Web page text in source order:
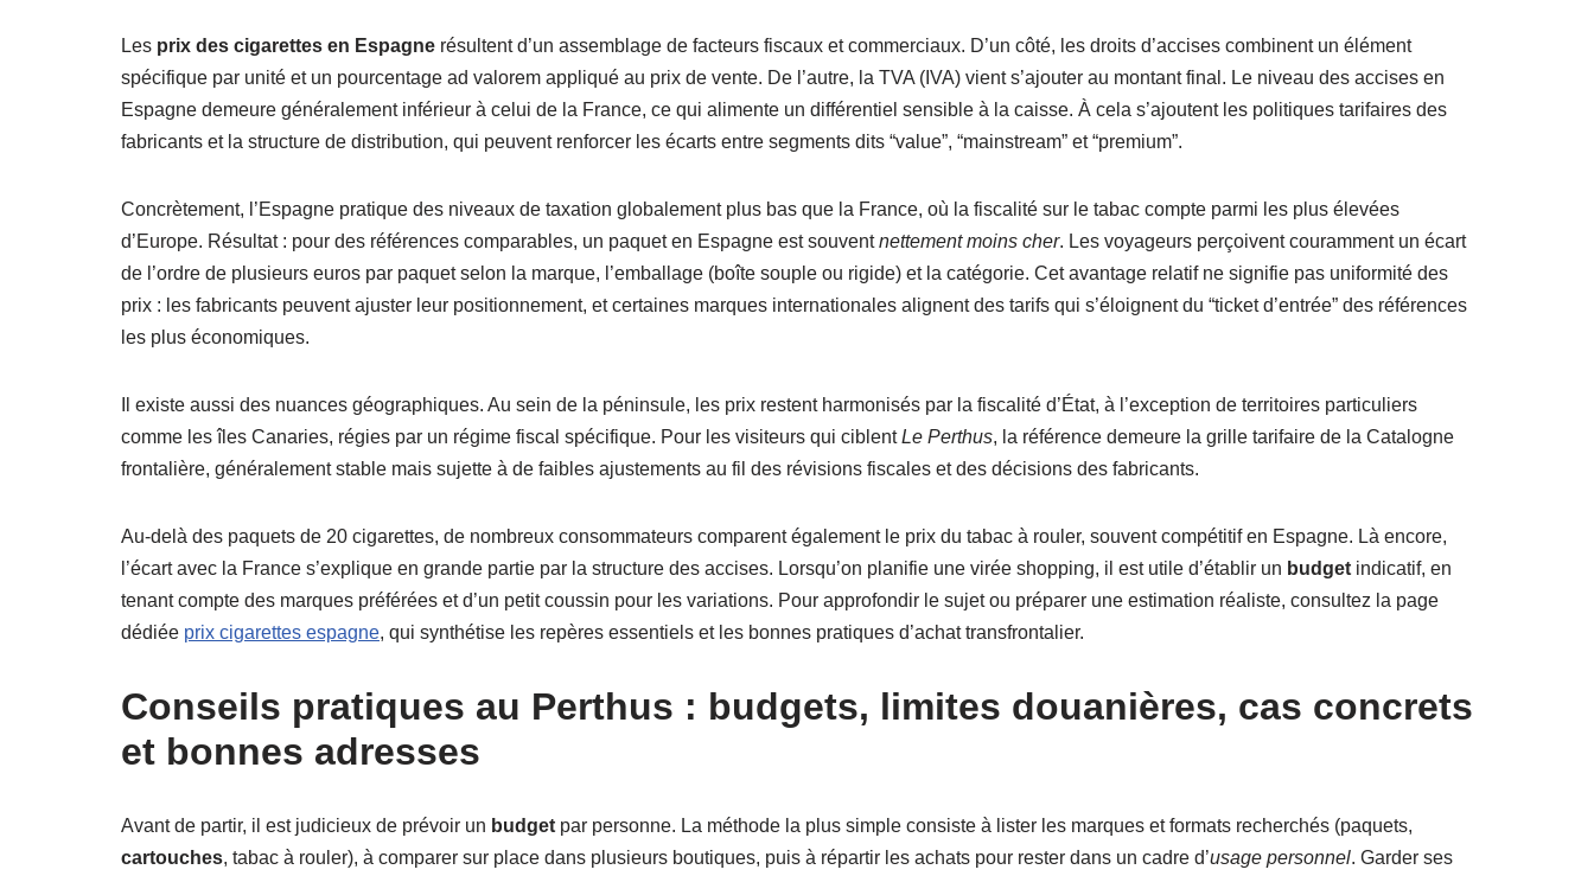
Les prix des cigarettes en Espagne résultent d’un assemblage de facteurs fiscaux et commerciaux. D’un côté, les droits d’accises combinent un élément
spécifique par unité et un pourcentage ad valorem appliqué au prix de vente. De l’autre, la TVA (IVA) vient s’ajouter au montant final. Le niveau des accises en
Espagne demeure généralement inférieur à celui de la France, ce qui alimente un différentiel sensible à la caisse. À cela s’ajoutent les politiques tarifaires des
fabricants et la structure de distribution, qui peuvent renforcer les écarts entre segments dits “value”, “mainstream” et “premium”.
Concrètement, l’Espagne pratique des niveaux de taxation globalement plus bas que la France, où la fiscalité sur le tabac compte parmi les plus élevées
d’Europe. Résultat : pour des références comparables, un paquet en Espagne est souventnettement moins cher. Les voyageurs perçoivent couramment un écart
de l’ordre de plusieurs euros par paquet selon la marque, l’emballage (boîte souple ou rigide) et la catégorie. Cet avantage relatif ne signifie pas uniformité des
prix : les fabricants peuvent ajuster leur positionnement, et certaines marques internationales alignent des tarifs qui s’éloignent du “ticket d’entrée” des références
les plus économiques.
Il existe aussi des nuances géographiques. Au sein de la péninsule, les prix restent harmonisés par la fiscalité d’État, à l’exception de territoires particuliers
comme les îles Canaries, régies par un régime fiscal spécifique. Pour les visiteurs qui ciblentLe Perthus, la référence demeure la grille tarifaire de la Catalogne
frontalière, généralement stable mais sujette à de faibles ajustements au fil des révisions fiscales et des décisions des fabricants.
Au-delà des paquets de 20 cigarettes, de nombreux consommateurs comparent également le prix du tabac à rouler, souvent compétitif en Espagne. Là encore,
l’écart avec la France s’explique en grande partie par la structure des accises. Lorsqu’on planifie une virée shopping, il est utile d’établir un budget indicatif, en
tenant compte des marques préférées et d’un petit coussin pour les variations. Pour approfondir le sujet ou préparer une estimation réaliste, consultez la page
dédiée prix cigarettes espagne, qui synthétise les repères essentiels et les bonnes pratiques d’achat transfrontalier.
Conseils pratiques au Perthus : budgets, limites douanières, cas concrets
et bonnes adresses
Avant de partir, il est judicieux de prévoir un budget par personne. La méthode la plus simple consiste à lister les marques et formats recherchés (paquets,
cartouches, tabac à rouler), à comparer sur place dans plusieurs boutiques, puis à répartir les achats pour rester dans un cadre d’usage personnel. Garder ses